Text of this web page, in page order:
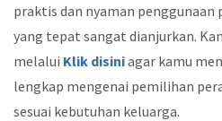
praktis dan nyaman penggunaan
yang tepat sangat dianjurkan.
melalui Klik disiniagar kamu
lengkap mengenai pemilihan
sesuai kebutuhan keluarga.